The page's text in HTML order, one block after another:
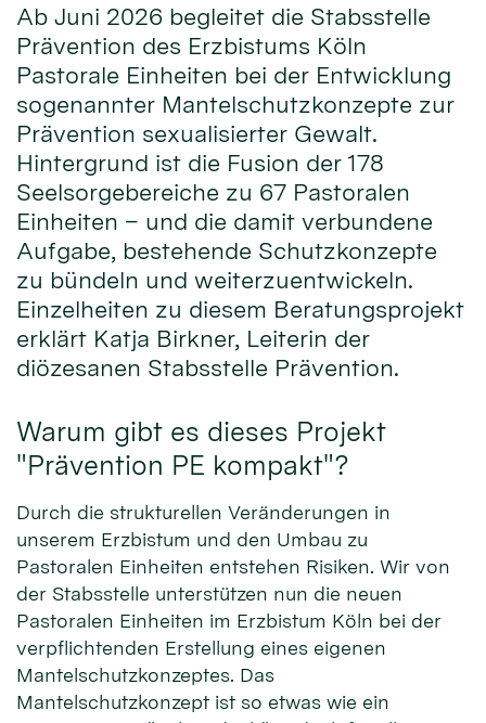
Ab Juni 2026 begleitet die Stabsstelle
Prävention des Erzbistums Köln
Pastorale Einheiten bei der Entwicklung
sogenannter Mantelschutzkonzepte zur
Prävention sexualisierter Gewalt.
Hintergrund ist die Fusion der 178
Seelsorgebereiche zu 67 Pastoralen
Einheiten – und die damit verbundene
Aufgabe, bestehende Schutzkonzepte
zu bündeln und weiterzuentwickeln.
Einzelheiten zu diesem Beratungsprojekt
erklärt Katja Birkner, Leiterin der
diözesanen Stabsstelle Prävention.
Warum gibt es dieses Projekt
"Prävention PE kompakt"?
Durch die strukturellen Veränderungen in
unserem Erzbistum und den Umbau zu
Pastoralen Einheiten entstehen Risiken. Wir von
der Stabsstelle unterstützen nun die neuen
Pastoralen Einheiten im Erzbistum Köln bei der
verpflichtenden Erstellung eines eigenen
Mantelschutzkonzeptes. Das
Mantelschutzkonzept ist so etwas wie ein